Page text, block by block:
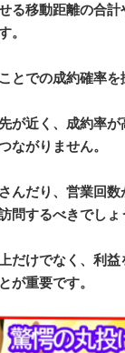
る移動距離の合
。
とでの成約確率
が近く、成約率
ながりません。
んだり、営業回
問するべきでしょ
だけでなく、利
が重要です。